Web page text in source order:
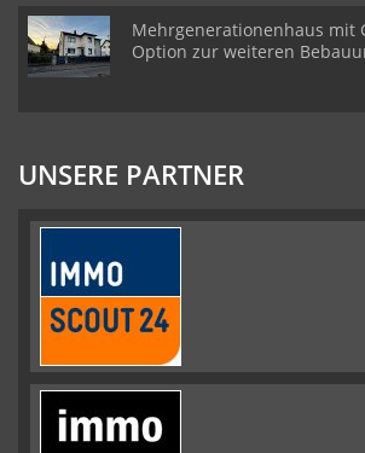
Mehrgenerationenhaus mit
Option zur weiteren
UNSERE PARTNER